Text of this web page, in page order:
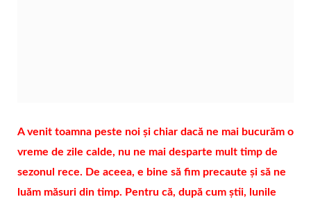
A venit toamna peste noi și chiar dacă ne mai bucurăm o
vreme de zile calde, nu ne mai desparte mult timp de
sezonul rece. De aceea, e bine să fim precaute și să ne
luăm măsuri din timp. Pentru că, după cum știi, lunile